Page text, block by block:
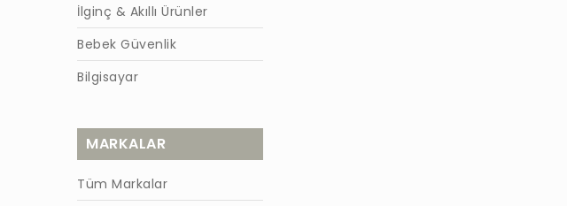
İlginç & Akıllı Ürünler
Bebek Güvenlik
Bilgisayar
MARKALAR
Tüm Markalar